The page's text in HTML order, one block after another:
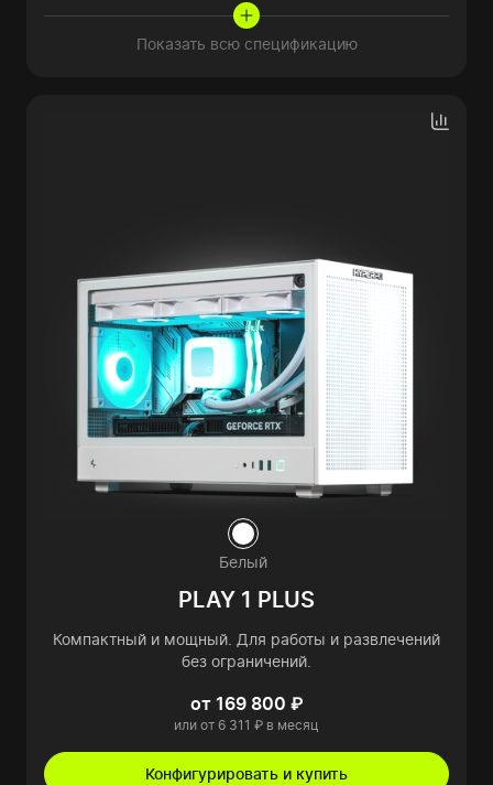
Показать всю спецификацию
Белый
PLAY 1 PLUS
Компактный и мощный. Для работы и развлечений
без ограничений.
от 169 800 ₽
или от 6 311 ₽ в месяц
Конфигурировать и купить